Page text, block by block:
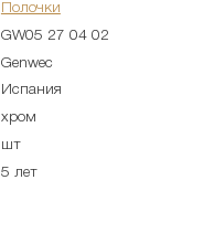
Полочки
GW05 27 04 02
Genwec
Испания
хром
шт
5 лет